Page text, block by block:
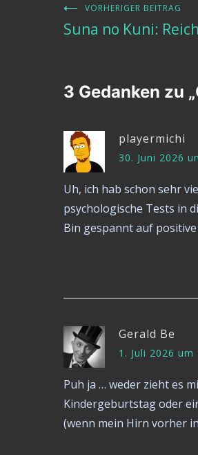
VORHERIGER BEITRAG
Suna no Kuni:
3 Gedanken zu „
playermichi
30. Juni 2026
Uh, ich hab schon sehr
psychologische Tests in
Bin gespannt auf
Gerald Be
1. Juli 2026 um
Puh ja … weder zieht es
Kindergeburtstag oder
(wenn mein Hirn vorher